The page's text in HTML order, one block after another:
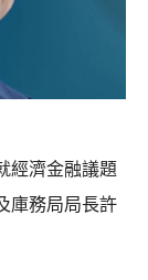
經濟金融議題
庫務局局長許